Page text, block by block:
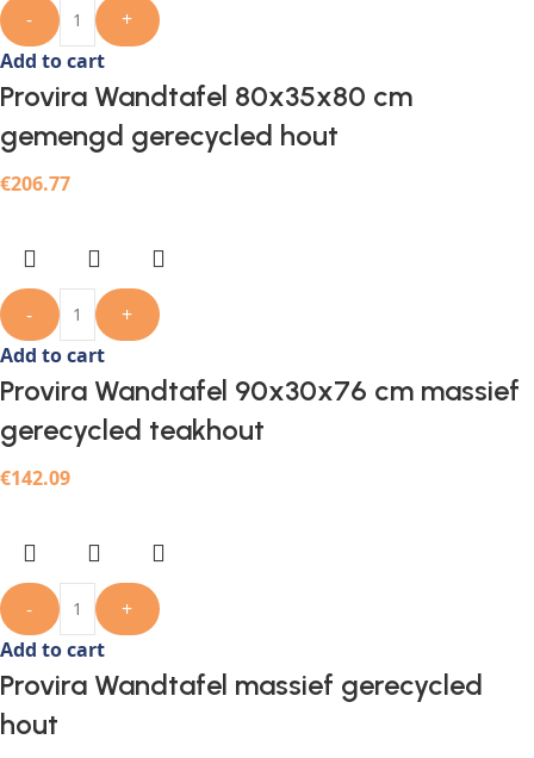
-
+
Add to cart
Provira Wandtafel 80x35x80 cm
gemengd gerecycled hout
€206.77
-
+
Add to cart
Provira Wandtafel 90x30x76 cm massief
gerecycled teakhout
€142.09
-
+
Add to cart
Provira Wandtafel massief gerecycled
hout